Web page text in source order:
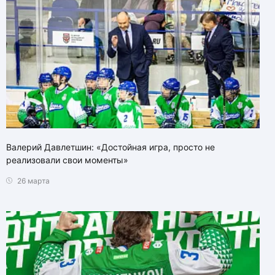
Валерий Давлетшин: «Достойная игра, просто не
реализовали свои моменты»
26 марта